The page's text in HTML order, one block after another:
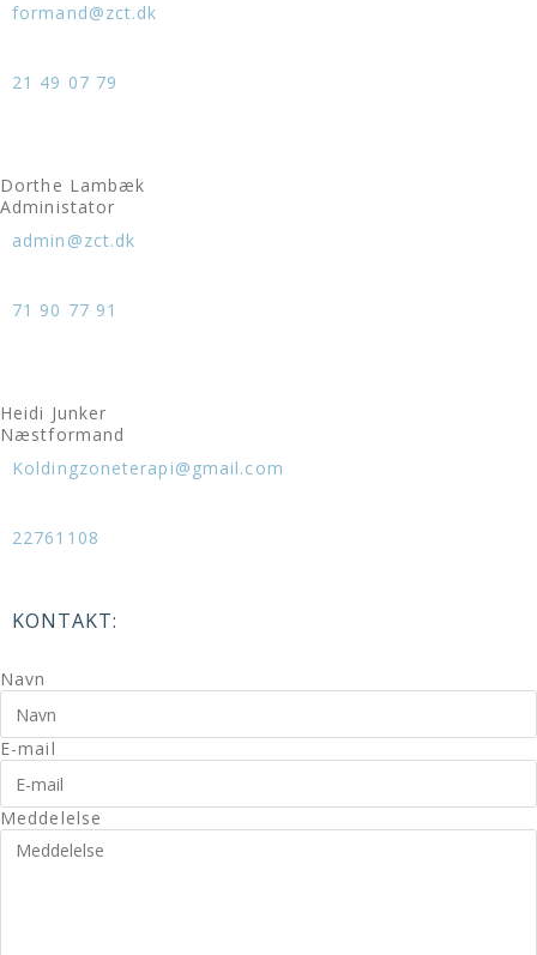
formand@zct.dk
21 49 07 79
Dorthe Lambæk
Administator
admin@zct.dk
71 90 77 91
Heidi Junker
Næstformand
Koldingzoneterapi@gmail.com
22761108
KONTAKT:
Navn
E-mail
Meddelelse